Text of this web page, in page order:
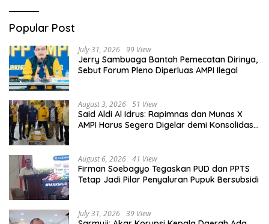
Popular Post
July 31, 2026 99 View
Jerry Sambuaga Bantah Pemecatan Dirinya,
Sebut Forum Pleno Diperluas AMPI Ilegal
August 3, 2026 51 View
Said Aldi Al Idrus: Rapimnas dan Munas X
AMPI Harus Segera Digelar demi Konsolidasi
August 6, 2026 41 View
Firman Soebagyo Tegaskan PUD dan PPTS
Tetap Jadi Pilar Penyaluran Pupuk Bersubsidi
July 31, 2026 39 View